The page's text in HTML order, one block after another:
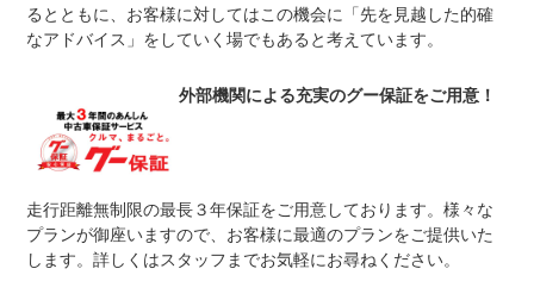
法定整備
について
ディーラーにて保証の継承の為の点検を実施します。
るとともに、お客様に対してはこの機会に「先を見越した的確
なアドバイス」をしていく場でもあると考えています。
外部機関による充実のグー保証をご用意！
走行距離無制限の最長３年保証をご用意しております。様々な
プランが御座いますので、お客様に最適のプランをご提供いた
します。詳しくはスタッフまでお気軽にお尋ねください。